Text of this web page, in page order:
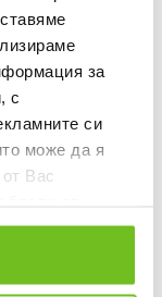
за
с
си
може да я
Вас
им.